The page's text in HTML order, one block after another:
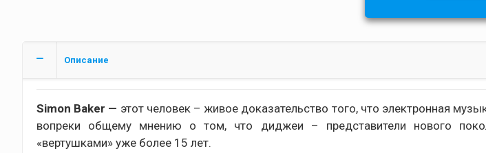
Описание
Simon Baker — этот человек – живое доказательство того, что электронная
вопреки общему мнению о том, что диджеи – представители нового
«вертушками» уже более 15 лет.